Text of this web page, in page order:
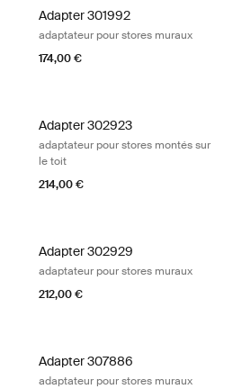
Adapter 301992
adaptateur pour stores muraux
174,00 €
Adapter 302923
adaptateur pour stores montés sur
le toit
214,00 €
Adapter 302929
adaptateur pour stores muraux
212,00 €
Adapter 307886
adaptateur pour stores muraux